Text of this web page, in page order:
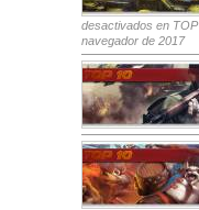
desactivados en
navegador de 2017